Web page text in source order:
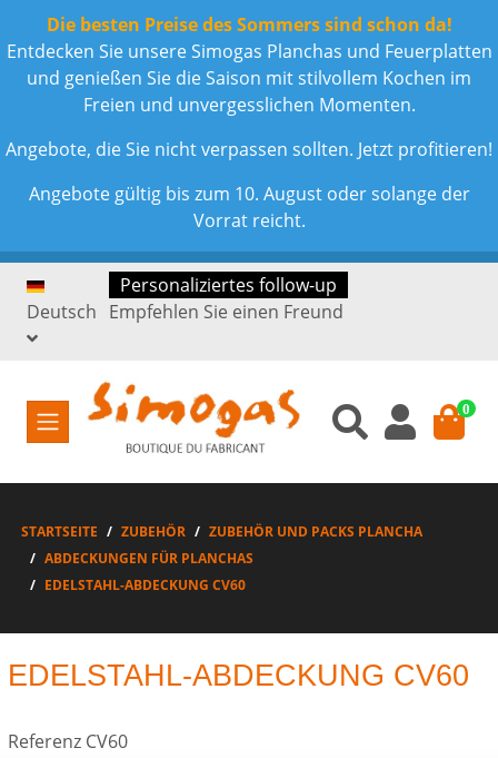
Die besten Preise des Sommers sind schon da!
Entdecken Sie unsere Simogas Planchas und Feuerplatten
und genießen Sie die Saison mit stilvollem Kochen im
Freien und unvergesslichen Momenten.
Angebote, die Sie nicht verpassen sollten. Jetzt profitieren!
Angebote gültig bis zum 10. August oder solange der
Vorrat reicht.
Deutsch
Personaliziertes follow-up
Empfehlen Sie einen Freund
0
STARTSEITE ZUBEHÖR
ZUBEHÖR UND PACKS PLANCHA
ABDECKUNGEN FÜR PLANCHAS
EDELSTAHL-ABDECKUNG CV60
EDELSTAHL-ABDECKUNG CV60
Referenz CV60